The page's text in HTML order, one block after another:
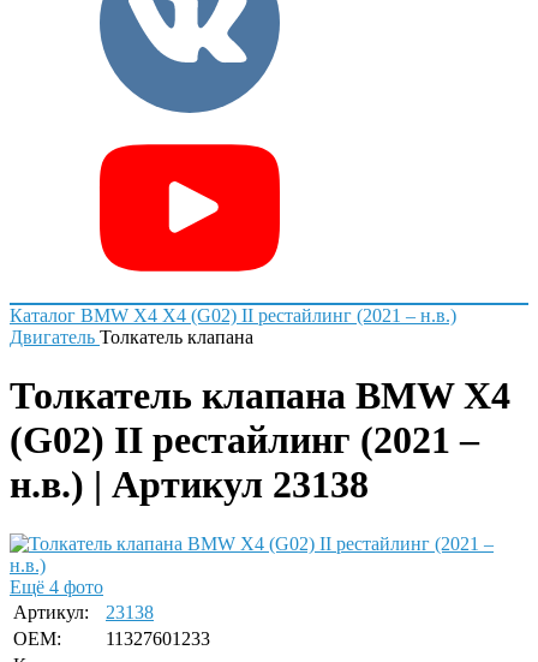
Каталог BMW X4 X4 (G02) II рестайлинг (2021 – н.в.)
Двигатель Толкатель клапана
Толкатель клапана BMW X4
(G02) II рестайлинг (2021 –
н.в.) | Артикул 23138
Ещё 4 фото
Артикул:
23138
OEM:
11327601233